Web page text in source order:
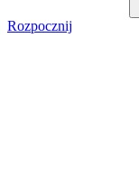
Rozpocznij